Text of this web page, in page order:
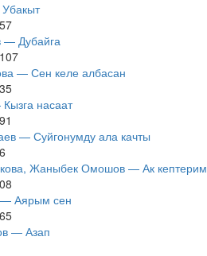
— Дубайга
— Сен келе албасан
насаат
— Суйгонумду ала качты
Жаныбек Омошов — Ак кептерим
Аярым сен
— Азап